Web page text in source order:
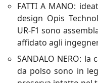
FATTI A MANO:
design Opis
UR-F1 sono
affidato agli
SANDALO NERO:
da polso sono in